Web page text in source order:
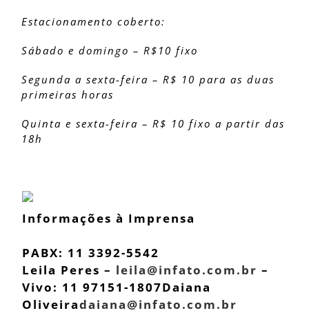
Estacionamento coberto:
Sábado e domingo – R$10 fixo
Segunda a sexta-feira – R$ 10 para as duas
primeiras horas
Quinta e sexta-feira – R$ 10 fixo a partir das
18h
Informações à Imprensa
PABX: 11 3392-5542
Leila Peres – leila@infato.com.br –
Vivo: 11 97151-1807Daiana
Oliveiradaiana@infato.com.br